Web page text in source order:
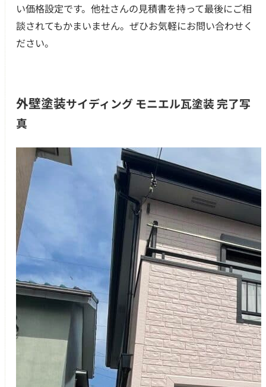
つの無料サービス
お客様の声
代表挨拶
ご依頼～施工の流れ
よくあるご質問
施工料金の一例
い価格設定です。他社さんの見積書を持って最後にご相
談されてもかまいません。ぜひお気軽にお問い合わせく
ださい。
外壁塗装サイディング モニエル瓦塗装 完了写
真